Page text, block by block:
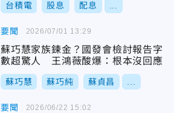
台積電 股息 配息
要聞
蘇巧慧家族鍊金？國發會檢討報告字
數超驚人 王鴻薇酸爆：根本沒回應
蘇巧慧 蘇巧純 蘇貞昌
2026/07/01 13:29
要聞 2026/06/22 15:02